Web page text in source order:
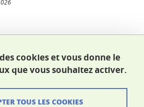
Jean Kuntzmann
38400 Saint-Martin-d'Hères
alpes.fr
cookies et vous donne le
que vous souhaitez activer.
TOUS LES COOKIES